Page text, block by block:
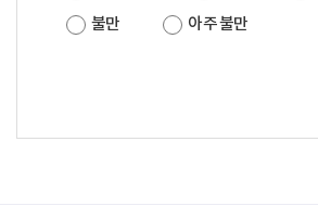
불만
아주 불만